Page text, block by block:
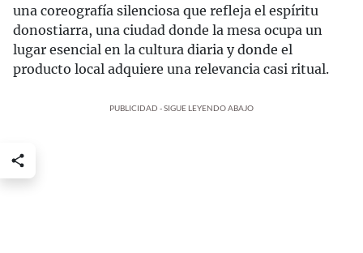
una coreografía silenciosa que refleja el espíritu
donostiarra, una ciudad donde la mesa ocupa un
lugar esencial en la cultura diaria y donde el
producto local adquiere una relevancia casi ritual.
PUBLICIDAD - SIGUE LEYENDO ABAJO